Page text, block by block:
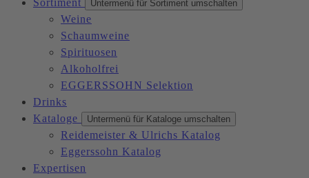
Sortiment
Untermenü für Sortiment umschalten
Weine
Schaumweine
Spirituosen
Alkoholfrei
EGGERSSOHN Selektion
Drinks
Kataloge
Untermenü für Kataloge umschalten
Reidemeister & Ulrichs Katalog
Eggerssohn Katalog
Expertisen